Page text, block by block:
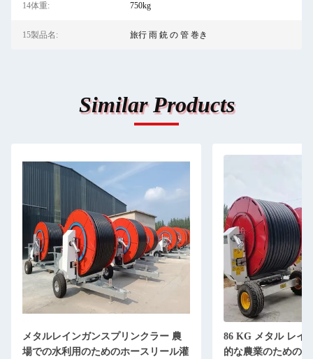
14体重: 750kg
15製品名: 旅行 雨 銃 の 管 巻き
Similar Products
メタルレインガンスプリンクラー 農
場での水利用のためのホースリール灌
86 KG メタル レイ
的な農業のための